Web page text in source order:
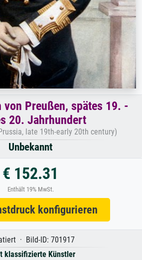
Preußen, spätes 19. -
20. Jahrhundert
late 19th-early 20th century)
Unbekannt
€ 152.31
Enthält 19% MwSt.
konfigurieren
· Bild-ID: 701917
klassifizierte Künstler